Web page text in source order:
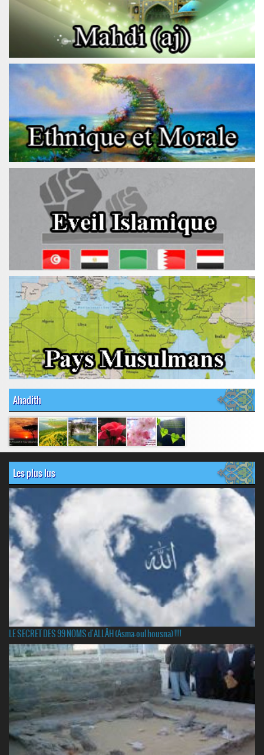
Ahadith
Les plus lus
LE SECRET DES 99 NOMS d'ALLÂH (Asma-oul housna) !!!!